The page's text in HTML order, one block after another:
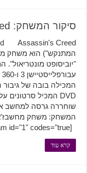
סיקור המשחק: Assassin's Creed
המתנקש") הוא משחק
המכילה בובה של
[sam id="1" codes="true"] קו העלילה …
קרא עוד